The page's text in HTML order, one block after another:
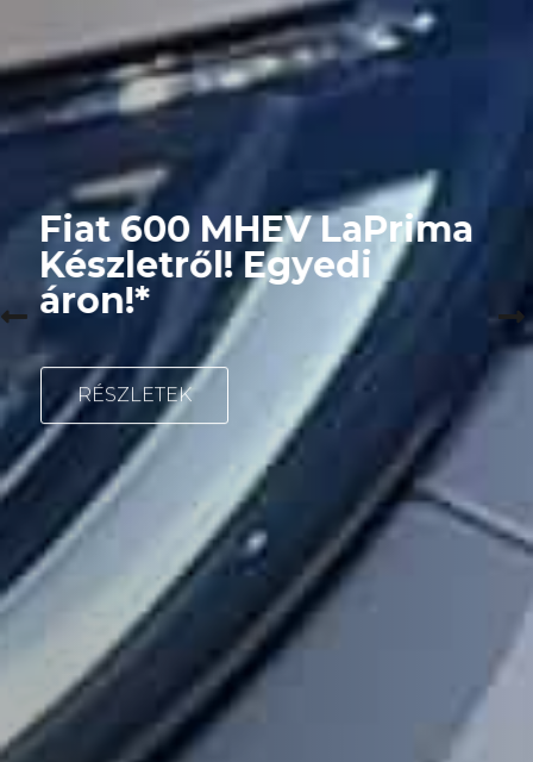
Fiat 600 MHEV LaPrima
Készletről! Egyedi
áron!*
RÉSZLETEK